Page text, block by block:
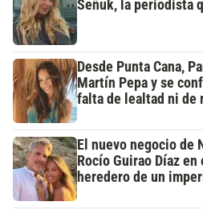
Señuk, la periodista
Desde Punta Cana,
Martín Pepa y se
falta de lealtad ni de
El nuevo negocio de
Rocío Guirao Díaz
heredero de un